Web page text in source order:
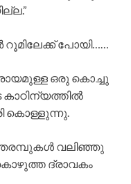
പോയി……
ഒരു കൊച്ചു
കൊള്ളുന്നു.
വലിഞ്ഞു
ദ്രാവകം